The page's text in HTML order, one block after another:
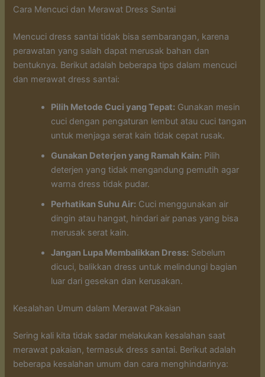
Cara Mencuci dan Merawat Dress Santai
Mencuci dress santai tidak bisa sembarangan, karena
perawatan yang salah dapat merusak bahan dan
bentuknya. Berikut adalah beberapa tips dalam mencuci
dan merawat dress santai:
Pilih Metode Cuci yang Tepat: Gunakan mesin
cuci dengan pengaturan lembut atau cuci tangan
untuk menjaga serat kain tidak cepat rusak.
Gunakan Deterjen yang Ramah Kain: Pilih
deterjen yang tidak mengandung pemutih agar
warna dress tidak pudar.
Perhatikan Suhu Air: Cuci menggunakan air
dingin atau hangat, hindari air panas yang bisa
merusak serat kain.
Jangan Lupa Membalikkan Dress: Sebelum
dicuci, balikkan dress untuk melindungi bagian
luar dari gesekan dan kerusakan.
Kesalahan Umum dalam Merawat Pakaian
Sering kali kita tidak sadar melakukan kesalahan saat
merawat pakaian, termasuk dress santai. Berikut adalah
beberapa kesalahan umum dan cara menghindarinya: